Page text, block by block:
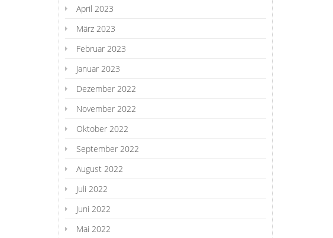
April 2023
März 2023
Februar 2023
Januar 2023
Dezember 2022
November 2022
Oktober 2022
September 2022
August 2022
Juli 2022
Juni 2022
Mai 2022